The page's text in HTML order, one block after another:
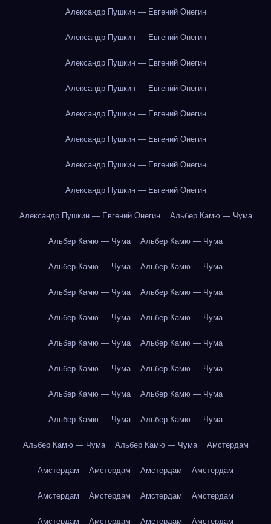
Александр Пушкин — Евгений Онегин
Александр Пушкин — Евгений Онегин
Александр Пушкин — Евгений Онегин
Александр Пушкин — Евгений Онегин
Александр Пушкин — Евгений Онегин
Александр Пушкин — Евгений Онегин
Александр Пушкин — Евгений Онегин
Александр Пушкин — Евгений Онегин
Александр Пушкин — Евгений Онегин Альбер Камю — Чума
Альбер Камю — Чума Альбер Камю — Чума
Альбер Камю — Чума Альбер Камю — Чума
Альбер Камю — Чума Альбер Камю — Чума
Альбер Камю — Чума Альбер Камю — Чума
Альбер Камю — Чума Альбер Камю — Чума
Альбер Камю — Чума Альбер Камю — Чума
Альбер Камю — Чума Альбер Камю — Чума
Альбер Камю — Чума Альбер Камю — Чума
Альбер Камю — Чума Альбер Камю — Чума Амстердам
Амстердам Амстердам Амстердам Амстердам
Амстердам Амстердам Амстердам Амстердам
Амстердам Амстердам Амстердам Амстердам